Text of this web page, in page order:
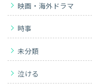
映画・海外ドラマ
時事
未分類
泣ける